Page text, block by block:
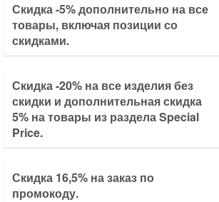
Скидка -5% дополнительно на все
товары, включая позиции со
скидками.
Скидка -20% на все изделия без
скидки и дополнительная скидка
5% на товары из раздела Special
Price.
Скидка 16,5% на заказ по
промокоду.